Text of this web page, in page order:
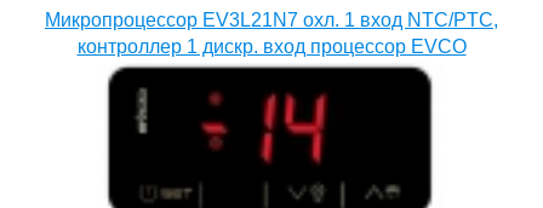
Микропроцессор EV3L21N7 охл. 1 вход NTC/PTC,
контроллер 1 дискр. вход процессор EVCO